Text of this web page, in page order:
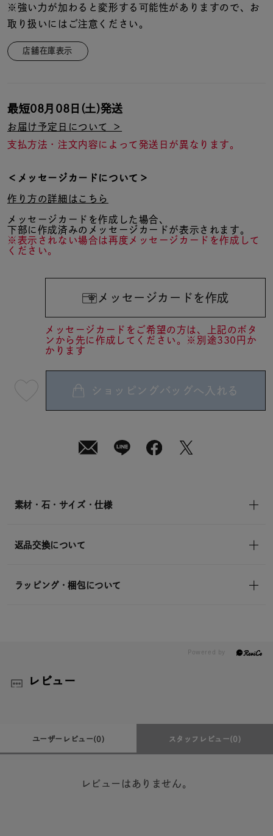
※強い力が加わると変形する可能性がありますので、お
取り扱いにはご注意ください。
店舗在庫表示
最短08月08日(土)発送
お届け予定日について ＞
支払方法・注文内容によって発送日が異なります。
＜メッセージカードについて＞
作り方の詳細はこちら
メッセージカードを作成した場合、
下部に作成済みのメッセージカードが表示されます。
※表示されない場合は再度メッセージカードを作成して
ください。
メッセージカードを作成
メッセージカードをご希望の方は、上記のボタ
ンから先に作成してください。※別途330円か
かります
08
ショッピングバッグへ入れる
素材・石・サイズ・仕様
返品交換について
ラッピング・梱包について
レビュー
ユーザーレビュー(0) スタッフレビュー(0)
レビューはありません。